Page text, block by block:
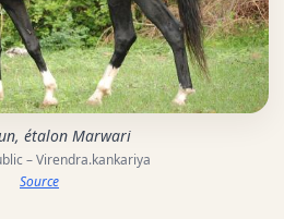
étalon Marwari
– Virendra.kankariya
Source